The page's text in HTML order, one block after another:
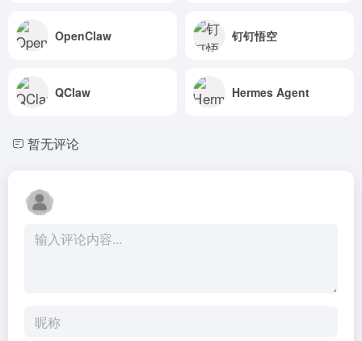
OpenClaw 钉钉悟空
QClaw Hermes Agent
暂无评论